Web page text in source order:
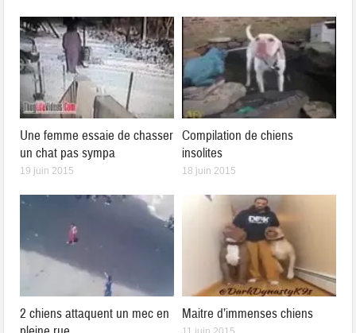
Une femme essaie de chasser
un chat pas sympa
19 juin 2015
Compilation de chiens
insolites
18 juin 2015
2 chiens attaquent un mec en
Maitre d’immenses chiens